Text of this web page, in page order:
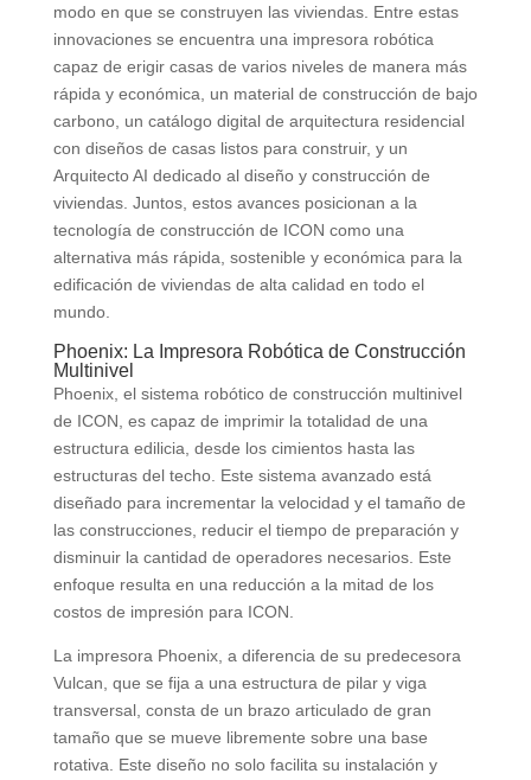
modo en que se construyen las viviendas. Entre estas
innovaciones se encuentra una impresora robótica
capaz de erigir casas de varios niveles de manera más
rápida y económica, un material de construcción de bajo
carbono, un catálogo digital de arquitectura residencial
con diseños de casas listos para construir, y un
Arquitecto AI dedicado al diseño y construcción de
viviendas. Juntos, estos avances posicionan a la
tecnología de construcción de ICON como una
alternativa más rápida, sostenible y económica para la
edificación de viviendas de alta calidad en todo el
mundo.
Phoenix: La Impresora Robótica de Construcción
Multinivel
Phoenix, el sistema robótico de construcción multinivel
de ICON, es capaz de imprimir la totalidad de una
estructura edilicia, desde los cimientos hasta las
estructuras del techo. Este sistema avanzado está
diseñado para incrementar la velocidad y el tamaño de
las construcciones, reducir el tiempo de preparación y
disminuir la cantidad de operadores necesarios. Este
enfoque resulta en una reducción a la mitad de los
costos de impresión para ICON.
La impresora Phoenix, a diferencia de su predecesora
Vulcan, que se fija a una estructura de pilar y viga
transversal, consta de un brazo articulado de gran
tamaño que se mueve libremente sobre una base
rotativa. Este diseño no solo facilita su instalación y